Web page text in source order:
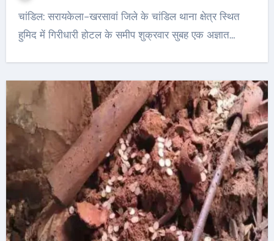
चांडिल: सरायकेला-खरसावां जिले के चांडिल थाना क्षेत्र स्थित
हुमिद में गिरीधारी होटल के समीप शुक्रवार सुबह एक अज्ञात…